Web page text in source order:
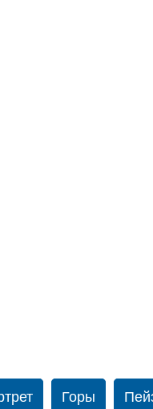
Горы